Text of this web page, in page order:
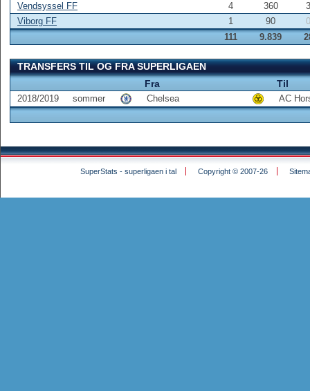
Vendsyssel FF
4 360
3
Viborg FF
1 90
0
111
9.839
TRANSFERS TIL OG FRA SUPERLIGAEN
Fra
Til
2018/2019 sommer Chelsea AC
SuperStats - superligaen i tal Copyright © 2007-26